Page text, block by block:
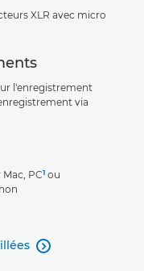
XLR avec micro
l'enregistrement
via
PC1 ou
